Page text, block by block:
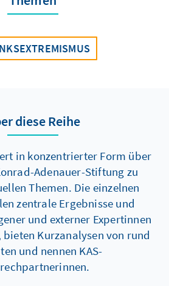
diese Reihe
in konzentrierter Form über
Adenauer-Stiftung zu
Themen. Die einzelnen
zentrale Ergebnisse und
und externer Expertinnen
bieten Kurzanalysen von rund
und nennen KAS-